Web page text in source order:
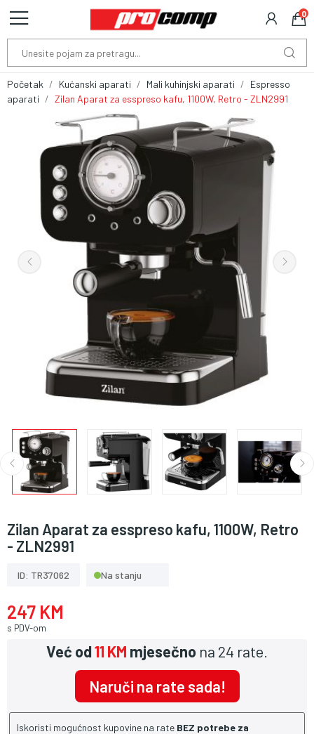
0
Početak Kućanski aparati Mali kuhinjski aparati
Espresso
aparati
Zilan Aparat za esspreso kafu, 1100W, Retro - ZLN2991
Zilan Aparat za esspreso kafu, 1100W, Retro
- ZLN2991
ID: TR37062 Na stanju
247 KM
s PDV-om
Već od11 KM mjesečno na 24 rate.
Naruči na rate sada!
Iskoristi mogućnost kupovine na rate BEZ potrebe za